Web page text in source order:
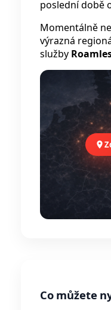
poslední době
Momentálně
výrazná
služby
Co můžete